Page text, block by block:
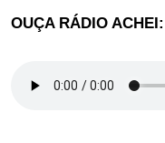
OUÇA RÁDIO ACHEI: